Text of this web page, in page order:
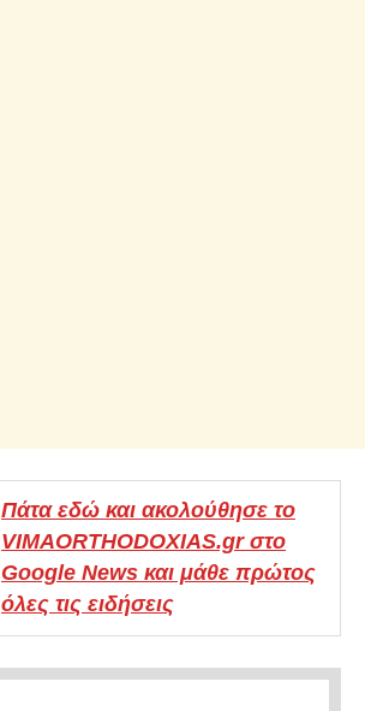
Πάτα εδώ και ακολούθησε το
VIMAORTHODOXIAS.gr στο
Google News και μάθε πρώτος
όλες τις ειδήσεις